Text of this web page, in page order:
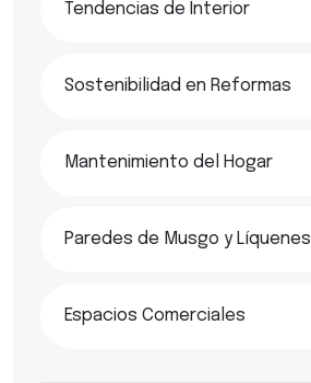
Tendencias de Interior
Sostenibilidad en Reformas
Mantenimiento del Hogar
Paredes de Musgo y Líquenes
Espacios Comerciales